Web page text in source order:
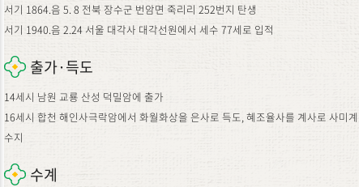
서기 1864.음 5. 8 전북 장수군 번암면 죽리리 252번지 탄생
서기 1940.음 2.24 서울 대각사 대각선원에서 세수 77세로 입적
출가·득도
14세시 남원 교룡 산성 덕밀암에 출가
16세시 합천 해인사극락암에서 화월화상을 은사로 득도, 혜조율사를 계사로 사미계
수지
수계